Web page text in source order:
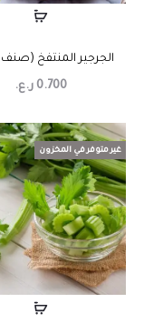
الجرجير المنتفخ
0.700 ر.ع.
غير متوفر في المخزون